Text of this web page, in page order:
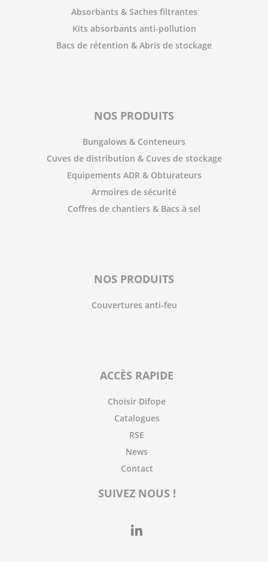
Absorbants & Saches filtrantes
Kits absorbants anti-pollution
Bacs de rétention & Abris de stockage
NOS PRODUITS
Bungalows & Conteneurs
Cuves de distribution & Cuves de stockage
Equipements ADR & Obturateurs
Armoires de sécurité
Coffres de chantiers & Bacs à sel
NOS PRODUITS
Couvertures anti-feu
ACCÈS RAPIDE
Choisir Difope
Catalogues
RSE
News
Contact
SUIVEZ NOUS !